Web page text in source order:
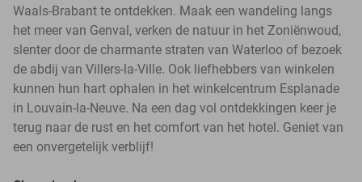
Waals-Brabant te ontdekken. Maak een wandeling langs
het meer van Genval, verken de natuur in het Zoniënwoud,
slenter door de charmante straten van Waterloo of bezoek
de abdij van Villers-la-Ville. Ook liefhebbers van winkelen
kunnen hun hart ophalen in het winkelcentrum Esplanade
in Louvain-la-Neuve. Na een dag vol ontdekkingen keer je
terug naar de rust en het comfort van het hotel. Geniet van
een onvergetelijk verblijf!